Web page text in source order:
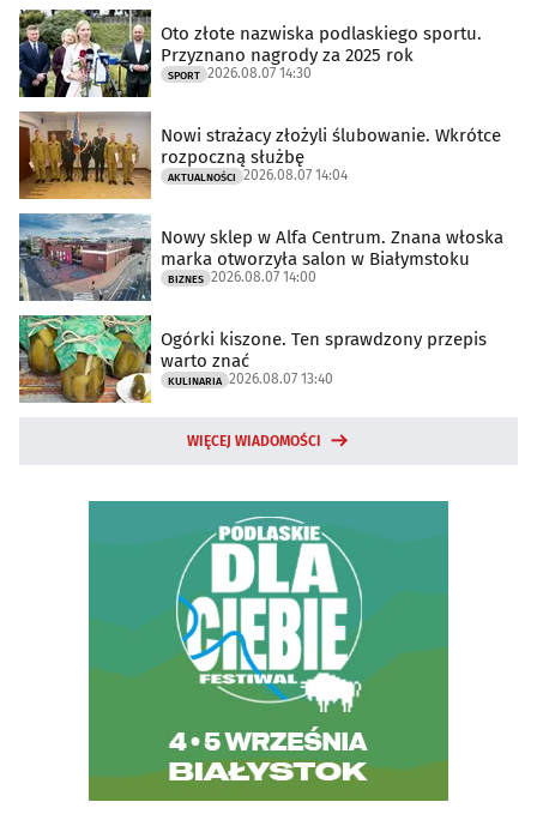
Oto złote nazwiska podlaskiego sportu.
Przyznano nagrody za 2025 rok
SPORT 2026.08.07 14:30
Nowi strażacy złożyli ślubowanie. Wkrótce
rozpoczną służbę
AKTUALNOŚCI 2026.08.07 14:04
Nowy sklep w Alfa Centrum. Znana włoska
marka otworzyła salon w Białymstoku
BIZNES 2026.08.07 14:00
Ogórki kiszone. Ten sprawdzony przepis
warto znać
KULINARIA 2026.08.07 13:40
WIĘCEJ WIADOMOŚCI